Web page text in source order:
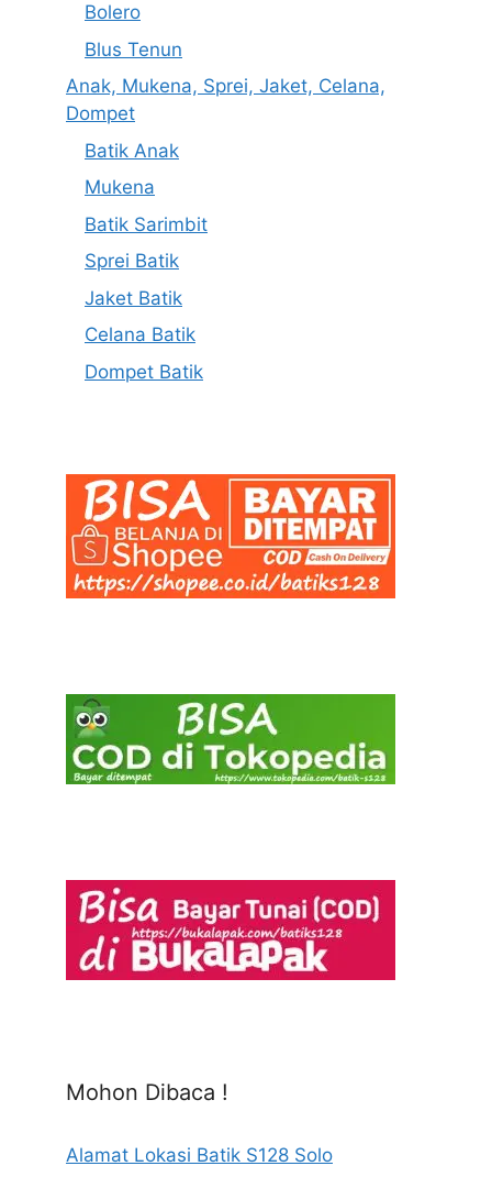
Bolero
Blus Tenun
Anak, Mukena, Sprei, Jaket, Celana,
Dompet
Batik Anak
Mukena
Batik Sarimbit
Sprei Batik
Jaket Batik
Celana Batik
Dompet Batik
Mohon Dibaca !
Alamat Lokasi Batik S128 Solo